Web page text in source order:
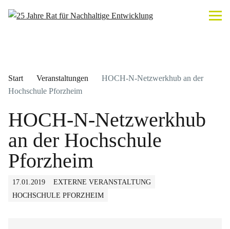
Start Veranstaltungen
HOCH-N-Netzwerkhub an der
Hochschule Pforzheim
HOCH-N-Netzwerkhub
an der Hochschule
Pforzheim
17.01.2019
EXTERNE VERANSTALTUNG
HOCHSCHULE PFORZHEIM